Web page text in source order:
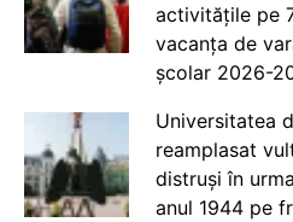
activitățile pe
vacanța de
școlar 2026-
Universitatea
reamplasat
distruși în
anul 1944 pe